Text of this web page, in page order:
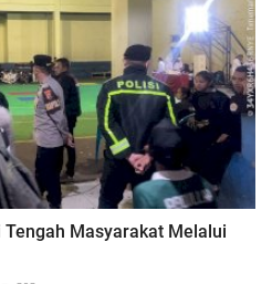
Masyarakat Melalui